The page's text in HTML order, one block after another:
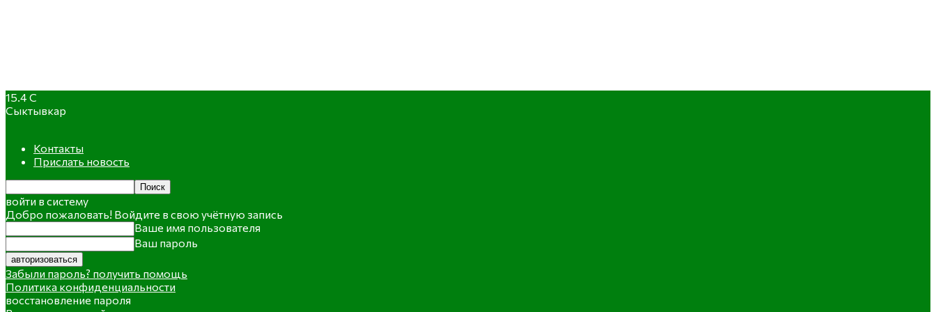
15.4C
Сыктывкар
Контакты
Прислать новость
войти в систему
Добро пожаловать! Войдите в свою учётную запись
Ваше имя пользователя
Ваш пароль
Забыли пароль? получить помощь
Политика конфиденциальности
восстановление пароля